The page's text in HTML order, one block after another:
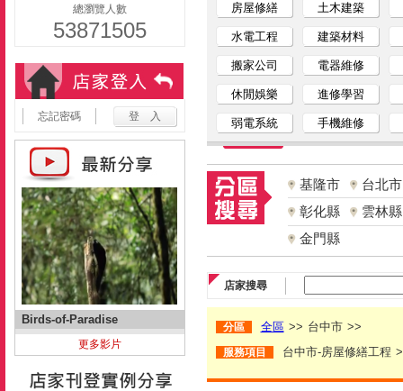
總瀏覽人數
53871505
忘記密碼
Birds-of-Paradise
更多影片
房屋修繕 土木建築
水電工程 建築材料
搬家公司 電器維修
休閒娛樂 進修學習
弱電系統 手機維修
基隆市
台北市
彰化縣
雲林縣
金門縣
店家搜尋
分區 全區 >> 台中市 >>
服務項目 台中市-房屋修繕工程